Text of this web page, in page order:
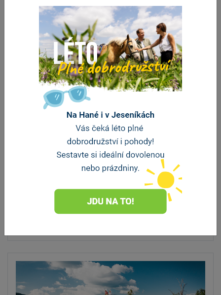
Jedná se o ucelenou síť stezek (trailů) speciálně
upravených pro adrenalinovou jízdu na horském…
Kouty nad Desnou
Přímo v Koutech navštivte největší bikepark na